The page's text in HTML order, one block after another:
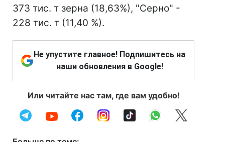
373 тис. т зерна (18,63%), "Серно" -
228 тис. т (11,40 %).
Не упустите главное! Подпишитесь на
наши обновления в Google!
Или читайте нас там, где вам удобно!